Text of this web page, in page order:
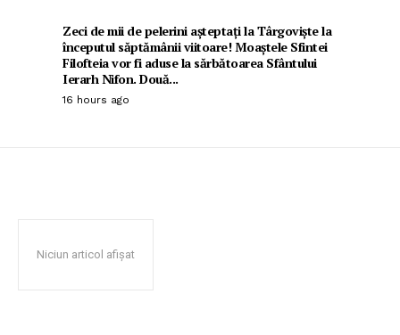
Zeci de mii de pelerini așteptați la Târgoviște la
începutul săptămânii viitoare! Moaștele Sfintei
Filofteia vor fi aduse la sărbătoarea Sfântului
Ierarh Nifon. Două...
16 hours ago
Niciun articol afișat